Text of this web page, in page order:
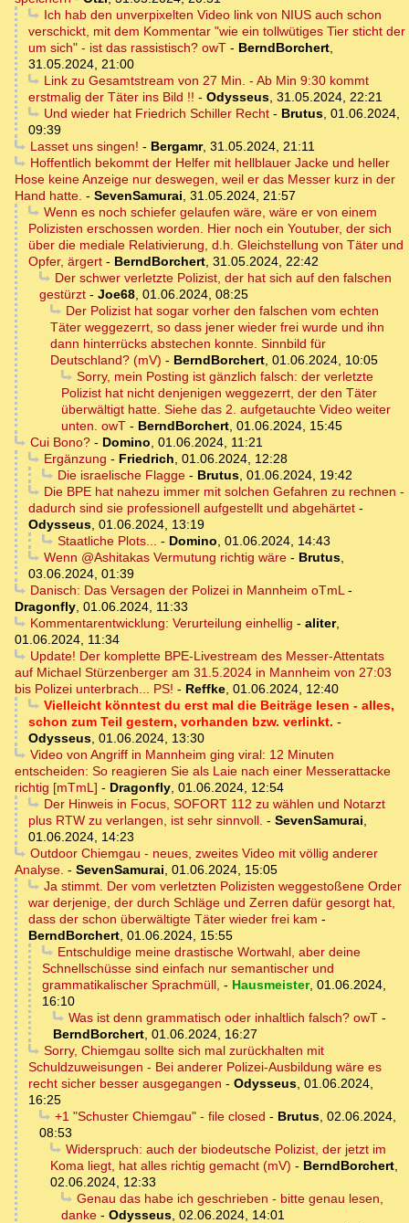
Ich hab den unverpixelten Video link von NIUS auch schon
verschickt, mit dem Kommentar "wie ein tollwütiges Tier sticht der
um sich" - ist das rassistisch? owT - BerndBorchert,
31.05.2024, 21:00
Link zu Gesamtstream von 27 Min. - Ab Min 9:30 kommt
erstmalig der Täter ins Bild !! - Odysseus, 31.05.2024, 22:21
Und wieder hat Friedrich Schiller Recht- Brutus, 01.06.2024,
09:39
Lasset uns singen! - Bergamr, 31.05.2024, 21:11
Hoffentlich bekommt der Helfer mit hellblauer Jacke und heller
Hose keine Anzeige nur deswegen, weil er das Messer kurz in der
Hand hatte. - SevenSamurai, 31.05.2024, 21:57
Wenn es noch schiefer gelaufen wäre, wäre er von einem
Polizisten erschossen worden. Hier noch ein Youtuber, der sich
über die mediale Relativierung, d.h. Gleichstellung von Täter und
Opfer, ärgert - BerndBorchert, 31.05.2024, 22:42
Der schwer verletzte Polizist, der hat sich auf den falschen
gestürzt - Joe68, 01.06.2024, 08:25
Der Polizist hat sogar vorher den falschen vom echten
Täter weggezerrt, so dass jener wieder frei wurde und ihn
dann hinterrücks abstechen konnte. Sinnbild für
Deutschland? (mV) - BerndBorchert, 01.06.2024, 10:05
Sorry, mein Posting ist gänzlich falsch: der verletzte
Polizist hat nicht denjenigen weggezerrt, der den Täter
überwältigt hatte. Siehe das 2. aufgetauchte Video weiter
unten. owT - BerndBorchert, 01.06.2024, 15:45
Cui Bono?- Domino, 01.06.2024, 11:21
Ergänzung - Friedrich, 01.06.2024, 12:28
Die israelische Flagge- Brutus, 01.06.2024, 19:42
Die BPE hat nahezu immer mit solchen Gefahren zu rechnen -
dadurch sind sie professionell aufgestellt und abgehärtet -
Odysseus, 01.06.2024, 13:19
Staatliche Plots... - Domino, 01.06.2024, 14:43
Wenn @Ashitakas Vermutung richtig wäre- Brutus,
03.06.2024, 01:39
Danisch: Das Versagen der Polizei in Mannheim oTmL-
Dragonfly, 01.06.2024, 11:33
Kommentarentwicklung: Verurteilung einhellig - aliter,
01.06.2024, 11:34
Update! Der komplette BPE-Livestream des Messer-Attentats
auf Michael Stürzenberger am 31.5.2024 in Mannheim von 27:03
bis Polizei unterbrach... PS! - Reffke, 01.06.2024, 12:40
Vielleicht könntest du erst mal die Beiträge lesen - alles,
schon zum Teil gestern, vorhanden bzw. verlinkt. -
Odysseus, 01.06.2024, 13:30
Video von Angriff in Mannheim ging viral: 12 Minuten
entscheiden: So reagieren Sie als Laie nach einer Messerattacke
richtig [mTmL] - Dragonfly, 01.06.2024, 12:54
Der Hinweis in Focus, SOFORT 112 zu wählen und Notarzt
plus RTW zu verlangen, ist sehr sinnvoll. - SevenSamurai,
01.06.2024, 14:23
Outdoor Chiemgau - neues, zweites Video mit völlig anderer
Analyse. - SevenSamurai, 01.06.2024, 15:05
Ja stimmt. Der vom verletzten Polizisten weggestoßene Order
war derjenige, der durch Schläge und Zerren dafür gesorgt hat,
dass der schon überwältigte Täter wieder frei kam -
BerndBorchert, 01.06.2024, 15:55
Entschuldige meine drastische Wortwahl, aber deine
Schnellschüsse sind einfach nur semantischer und
grammatikalischer Sprachmüll, - Hausmeister, 01.06.2024,
16:10
Was ist denn grammatisch oder inhaltlich falsch? owT-
BerndBorchert, 01.06.2024, 16:27
Sorry, Chiemgau sollte sich mal zurückhalten mit
Schuldzuweisungen - Bei anderer Polizei-Ausbildung wäre es
recht sicher besser ausgegangen - Odysseus, 01.06.2024,
16:25
+1 "Schuster Chiemgau" - file closed - Brutus, 02.06.2024,
08:53
Widerspruch: auch der biodeutsche Polizist, der jetzt im
Koma liegt, hat alles richtig gemacht (mV) - BerndBorchert,
02.06.2024, 12:33
Genau das habe ich geschrieben - bitte genau lesen,
danke - Odysseus, 02.06.2024, 14:01